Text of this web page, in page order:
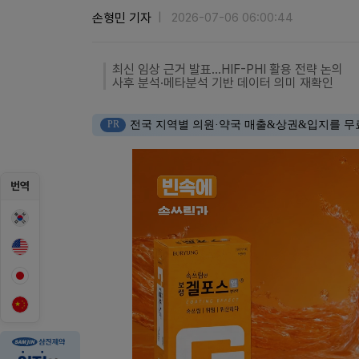
번역
손형민 기자 2026-07-06 06:00:44
최신 임상 근거 발표…HIF-PHI 활용 전략 논의
사후 분석·메타분석 기반 데이터 의미 재확인
PR 전국 지역별 의원·약국 매출&상권&입지를